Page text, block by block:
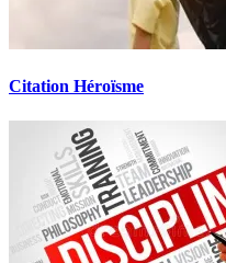
Citation Héroïsme